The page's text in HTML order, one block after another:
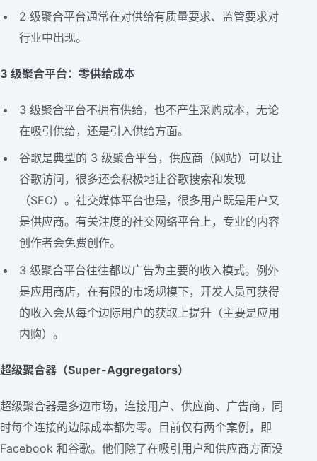
2 级聚合平台通常在对供给有质量要求、监管要求对
行业中出现。
3 级聚合平台：零供给成本
3 级聚合平台不拥有供给，也不产生采购成本，无论
在吸引供给，还是引入供给方面。
谷歌是典型的 3 级聚合平台，供应商（网站）可以让
谷歌访问，很多还会积极地让谷歌搜索和发现
（SEO）。社交媒体平台也是，很多用户既是用户又
是供应商。有关注度的社交网络平台上，专业的内容
创作者会免费创作。
3 级聚合平台往往都以广告为主要的收入模式。例外
是应用商店，在有限的市场规模下，开发人员可获得
的收入会从每个边际用户的获取上提升（主要是应用
内购）。
超级聚合器（Super-Aggregators）
超级聚合器是多边市场，连接用户、供应商、广告商，同
时每个连接的边际成本都为零。目前仅有两个案例，即
Facebook 和谷歌。他们除了在吸引用户和供应商方面没